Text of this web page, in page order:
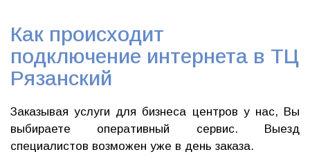
Как происходит
подключение интернета в ТЦ
Рязанский
Заказывая услуги для бизнеса центров у нас, Вы
выбираете оперативный сервис. Выезд
специалистов возможен уже в день заказа.